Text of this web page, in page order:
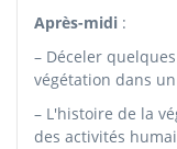
Après-midi :
– Déceler
végétation dans
– L'histoire de la
des activités